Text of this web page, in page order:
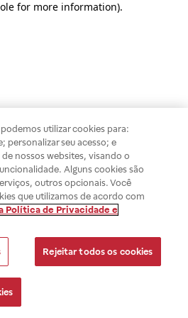
for more information).
utilizar cookies para:
personalizar seu acesso; e
nossos websites, visando o
Alguns cookies são
outros opcionais. Você
que utilizamos de acordo com
Política de Privacidade e
Rejeitar todos os cookies